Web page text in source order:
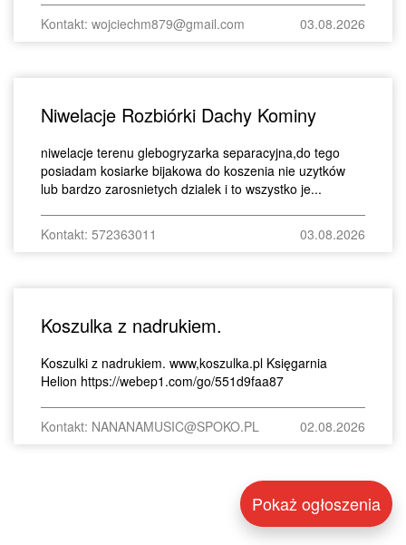
Kontakt: wojciechm879@gmail.com 03.08.2026
Niwelacje Rozbiórki Dachy Kominy
niwelacje terenu glebogryzarka separacyjna,do tego
posiadam kosiarke bijakowa do koszenia nie uzytków
lub bardzo zarosnietych dzialek i to wszystko je...
Kontakt: 572363011 03.08.2026
Koszulka z nadrukiem.
Koszulki z nadrukiem. www,koszulka.pl Księgarnia
Helion https://webep1.com/go/551d9faa87
Kontakt: NANANAMUSIC@SPOKO.PL 02.08.2026
Pokaż ogłoszenia